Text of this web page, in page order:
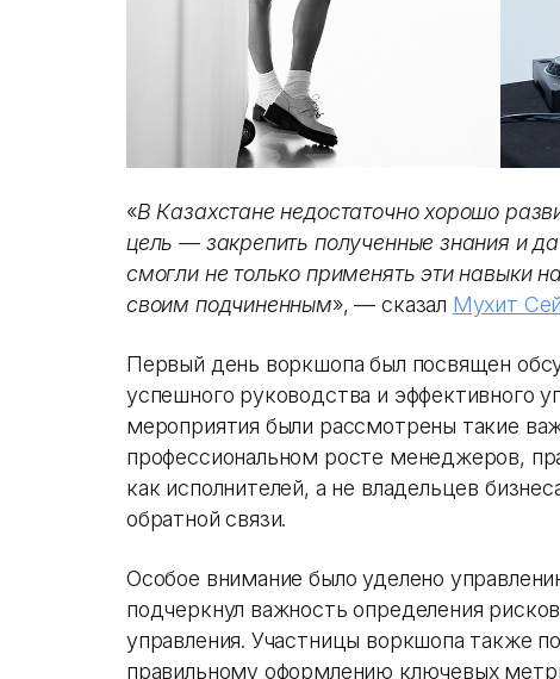
«В Казахстане недостаточно хорошо
цель — закрепить полученные знания и
смогли не только применять эти навыки
своим подчиненным», — сказал Мухит
Первый день воркшопа был посвящен
успешного руководства и эффективного
мероприятия были рассмотрены такие
профессиональном росте менеджеров,
как исполнителей, а не владельцев
обратной связи.
Особое внимание было уделено
подчеркнул важность определения
управления. Участницы воркшопа также
правильному оформлению ключевых